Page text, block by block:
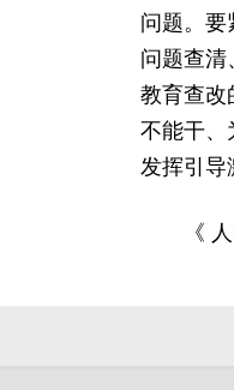
问题。要
问题查清
教育查改
不能干、
发挥引导
《